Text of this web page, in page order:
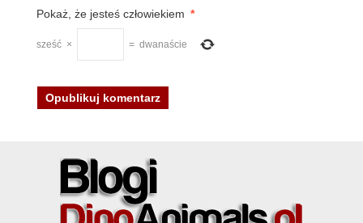
Pokaż, że jesteś człowiekiem *
sześć × = dwanaście